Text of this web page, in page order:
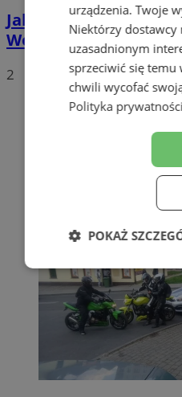
Jak uzyskać Kartę
Wodzisławiu?
2
urządzenia. Twoje
Niektórzy dostawcy
uzasadnionym
sprzeciwić się temu
chwili wycofać
Polityka prywatności
POKAŻ
Niezbędne